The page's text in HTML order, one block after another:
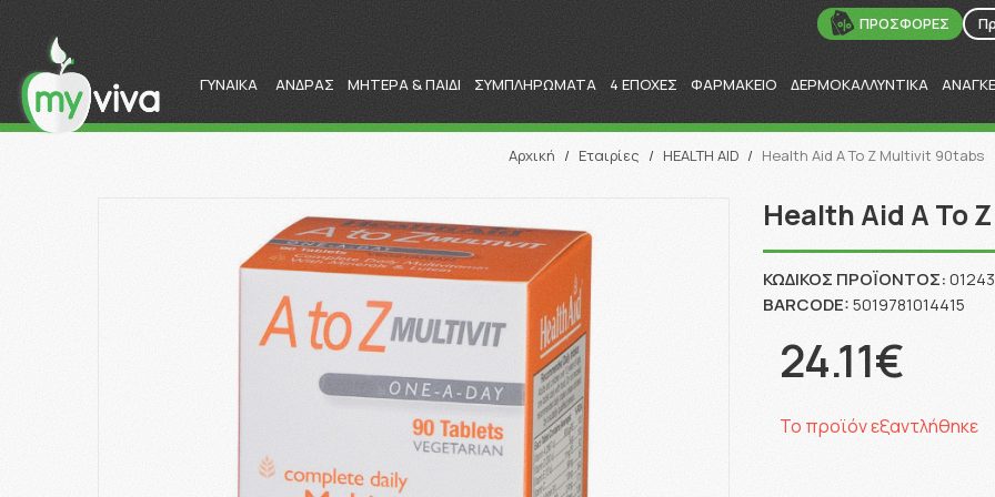
ΠΡΟΣΦΟΡΕΣ
ΓΥΝΑΙΚΑ ΑΝΔΡΑΣ ΜΗΤΕΡΑ & ΠΑΙΔΙ ΣΥΜΠΛΗΡΩΜΑΤΑ 4 ΕΠΟΧΕΣ ΦΑΡΜΑΚΕΙΟ ΔΕΡΜΟΚΑΛΛΥΝΤΙΚΑ
Αναζήτηση
Αρχική / Εταιρίες / HEALTH AID / Health Aid A To Z Multivit 90tabs
Health Aid A To
ΚΩΔΙΚΌΣ ΠΡΟΪΌΝΤΟΣ: 01243
BARCODE: 5019781014415
24.11€
Το προϊόν εξαντλήθηκε